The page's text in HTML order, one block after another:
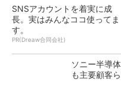
SNSアカウントを着実に成
長。実はみんなココ使ってま
す。
PR(Dreaw合同会社)
ソニー半導
も主要顧客